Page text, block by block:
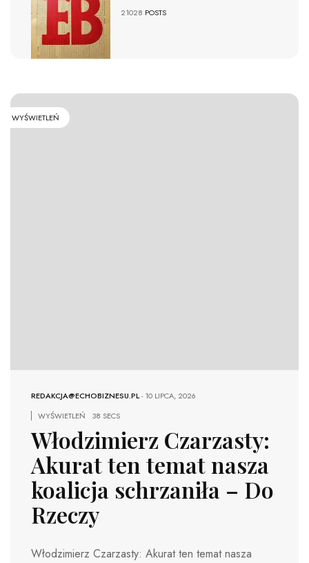
21028 POSTS
WYŚWIETLEŃ
REDAKCJA@ECHOBIZNESU.PL-10 LIPCA, 2026
WYŚWIETLEŃ
38 SECS
Włodzimierz Czarzasty:
Akurat ten temat nasza
koalicja schrzaniła – Do
Rzeczy
Włodzimierz Czarzasty: Akurat ten temat nasza